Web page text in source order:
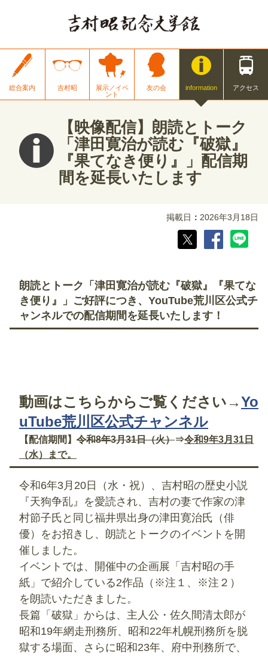
総合案内 吉村昭
展示／イベ
ント
友の会 information アクセス
【映像配信】朗読とトーク
「津田寛治が読む『破獄』
『果てなき便り』」配信期
間を延長いたします
掲載日 2026年3月18日
朗読とトーク「津田寛治が読む『破獄』『果てな
き便り』」ご好評につき、YouTube荒川区公式チ
ャンネルでの配信期間を延長いたします！
動画はこちらからご覧ください→Yo
uTube荒川区公式チャンネル
【配信期間】 令和8年3月31日（火）⇒令和9年3月31日
（水）まで。
令和6年3月20日（水・祝）、吉村昭の歴史小説
『天狗争乱』を愛読され、吉村の妻で作家の津
村節子氏と同じ福井県出身の津田寛治氏（俳
優）をお招きし、朗読とトークのイベントを開
催しました。
イベントでは、開催中の企画展「吉村昭の手
紙」で紹介している2作品（※注１、※注２）
を朗読いただきました。
長篇「破獄」からは、主人公・佐久間清太郎が
昭和19年網走刑務所、昭和22年札幌刑務所を脱
獄する場面、さらに昭和23年、府中刑務所で、